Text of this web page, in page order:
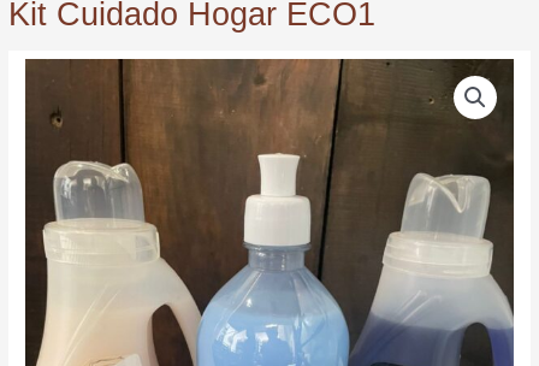
Kit Cuidado Hogar ECO1
Hogar
ECO1
quantity